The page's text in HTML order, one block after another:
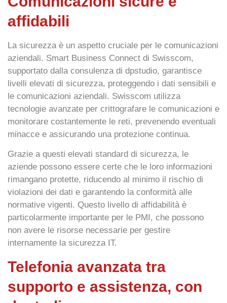
affidabili
La sicurezza è un aspetto cruciale per le comunicazioni
aziendali. Smart Business Connect di Swisscom,
supportato dalla consulenza di dpstudio, garantisce
livelli elevati di sicurezza, proteggendo i dati sensibili e
le comunicazioni aziendali. Swisscom utilizza
tecnologie avanzate per crittografare le comunicazioni e
monitorare costantemente le reti, prevenendo eventuali
minacce e assicurando una protezione continua.
Grazie a questi elevati standard di sicurezza, le
aziende possono essere certe che le loro informazioni
rimangano protette, riducendo al minimo il rischio di
violazioni dei dati e garantendo la conformità alle
normative vigenti. Questo livello di affidabilità è
particolarmente importante per le PMI, che possono
non avere le risorse necessarie per gestire
internamente la sicurezza IT.
Telefonia avanzata tra
supporto e assistenza, con